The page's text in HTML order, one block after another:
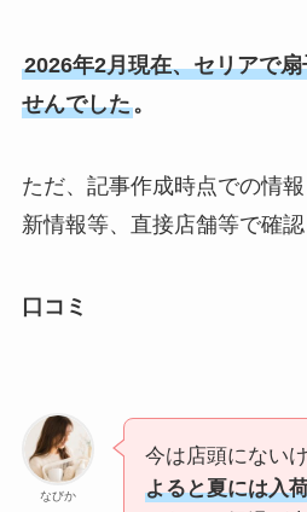
2026年2月現在、セリアで
せんでした。
ただ、記事作成時点での情
新情報等、直接店舗等で確認
口コミ
なびか
今は店頭にないけ
よると夏には入